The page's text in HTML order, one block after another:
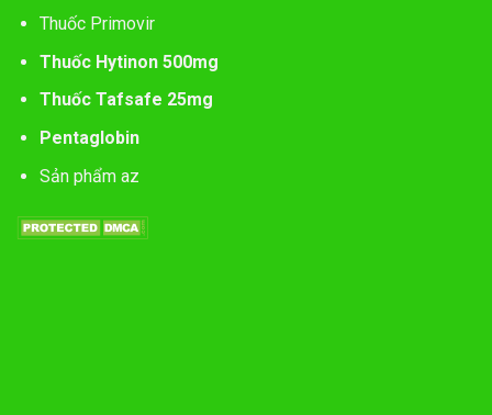
Thuốc Primovir
Thuốc Hytinon 500mg
Thuốc Tafsafe 25mg
Pentaglobin
Sản phẩm az